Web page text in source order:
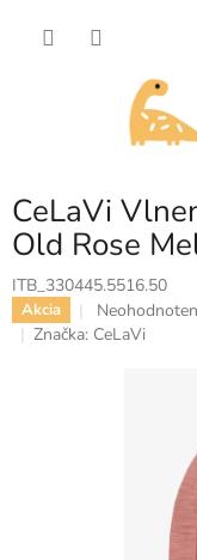
CeLaVi
Old Rose
ITB_330445.5516.50
Akcia
Priemerné
hodnotenie
Značka: CeLaVi